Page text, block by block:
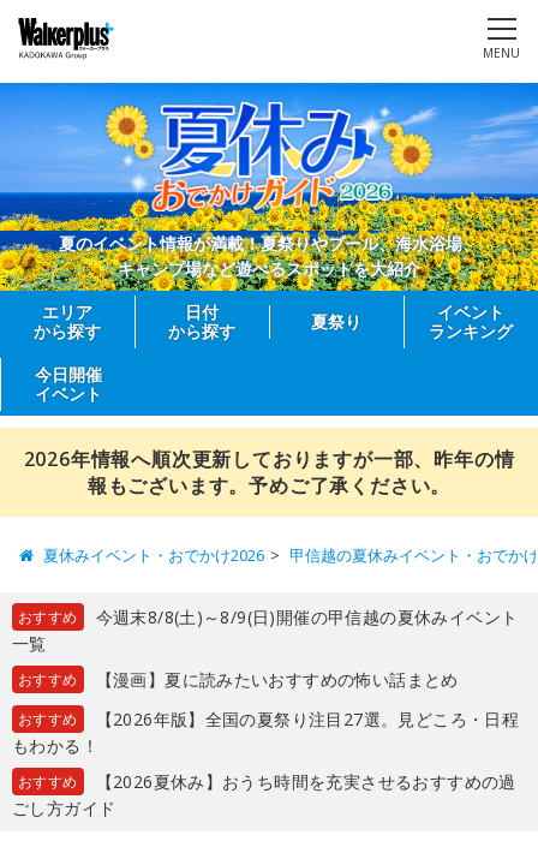
MENU
夏のイベント情報が満載！夏祭りやプール、海水浴場、
キャンプ場など遊べるスポットを大紹介
エリア
から探す
日付
から探す
夏祭り
イベント
ランキング
今日開催
イベント
2026年情報へ順次更新しておりますが一部、昨年の情
報もございます。予めご了承ください。
夏休みイベント・おでかけ2026 甲信越の夏休みイベント・おでか
おすすめ
今週末8/8(土)～8/9(日)開催の甲信越の夏休みイベント
一覧
おすすめ 【漫画】夏に読みたいおすすめの怖い話まとめ
おすすめ
【2026年版】全国の夏祭り注目27選。見どころ・日程
もわかる！
おすすめ
【2026夏休み】おうち時間を充実させるおすすめの過
ごし方ガイド